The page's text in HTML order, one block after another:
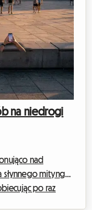
na niedrogi
nad
mityngu
po raz